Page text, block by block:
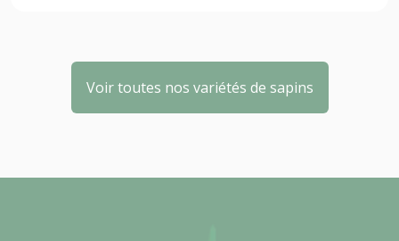
Voir toutes nos variétés de sapins